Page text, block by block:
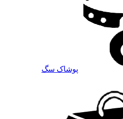
پوشاک سگ